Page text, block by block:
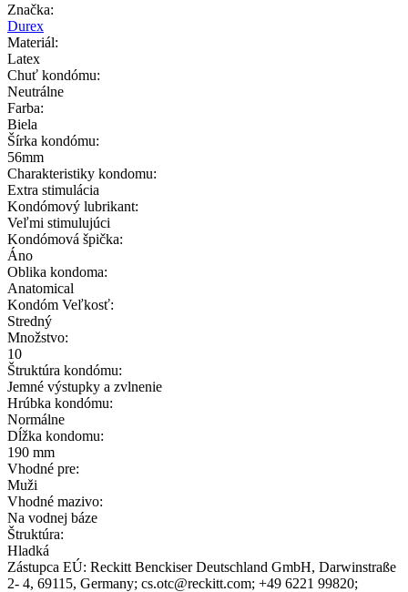
Značka:
Durex
Materiál:
Latex
Chuť kondómu:
Neutrálne
Farba:
Biela
Šírka kondómu:
56mm
Charakteristiky kondomu:
Extra stimulácia
Kondómový lubrikant:
Veľmi stimulujúci
Kondómová špička:
Áno
Oblika kondoma:
Anatomical
Kondóm Veľkosť:
Stredný
Množstvo:
10
Štruktúra kondómu:
Jemné výstupky a zvlnenie
Hrúbka kondómu:
Normálne
Dĺžka kondomu:
190 mm
Vhodné pre:
Muži
Vhodné mazivo:
Na vodnej báze
Štruktúra:
Hladká
Zástupca EÚ: Reckitt Benckiser Deutschland GmbH, Darwinstraße
2- 4, 69115, Germany; cs.otc@reckitt.com; +49 6221 99820;